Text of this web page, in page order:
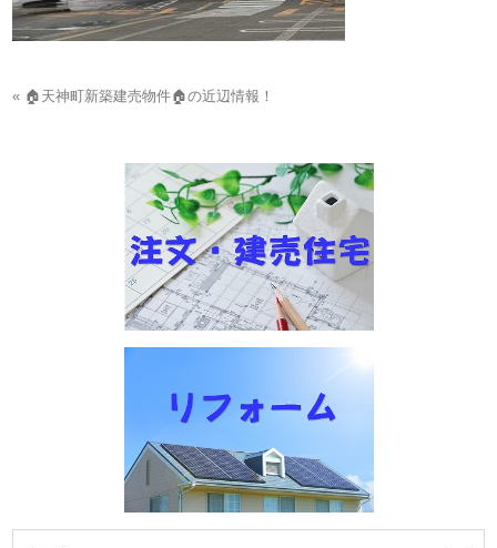
« 🏠天神町新築建売物件🏠の近辺情報！